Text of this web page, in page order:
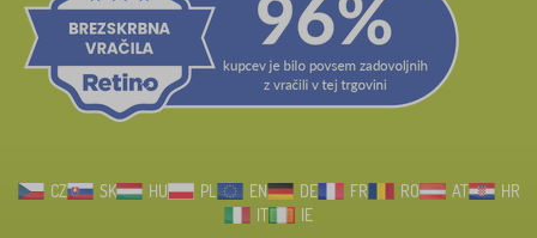
CZ SK HU PL EN DE FR RO AT
HR
IT
IE